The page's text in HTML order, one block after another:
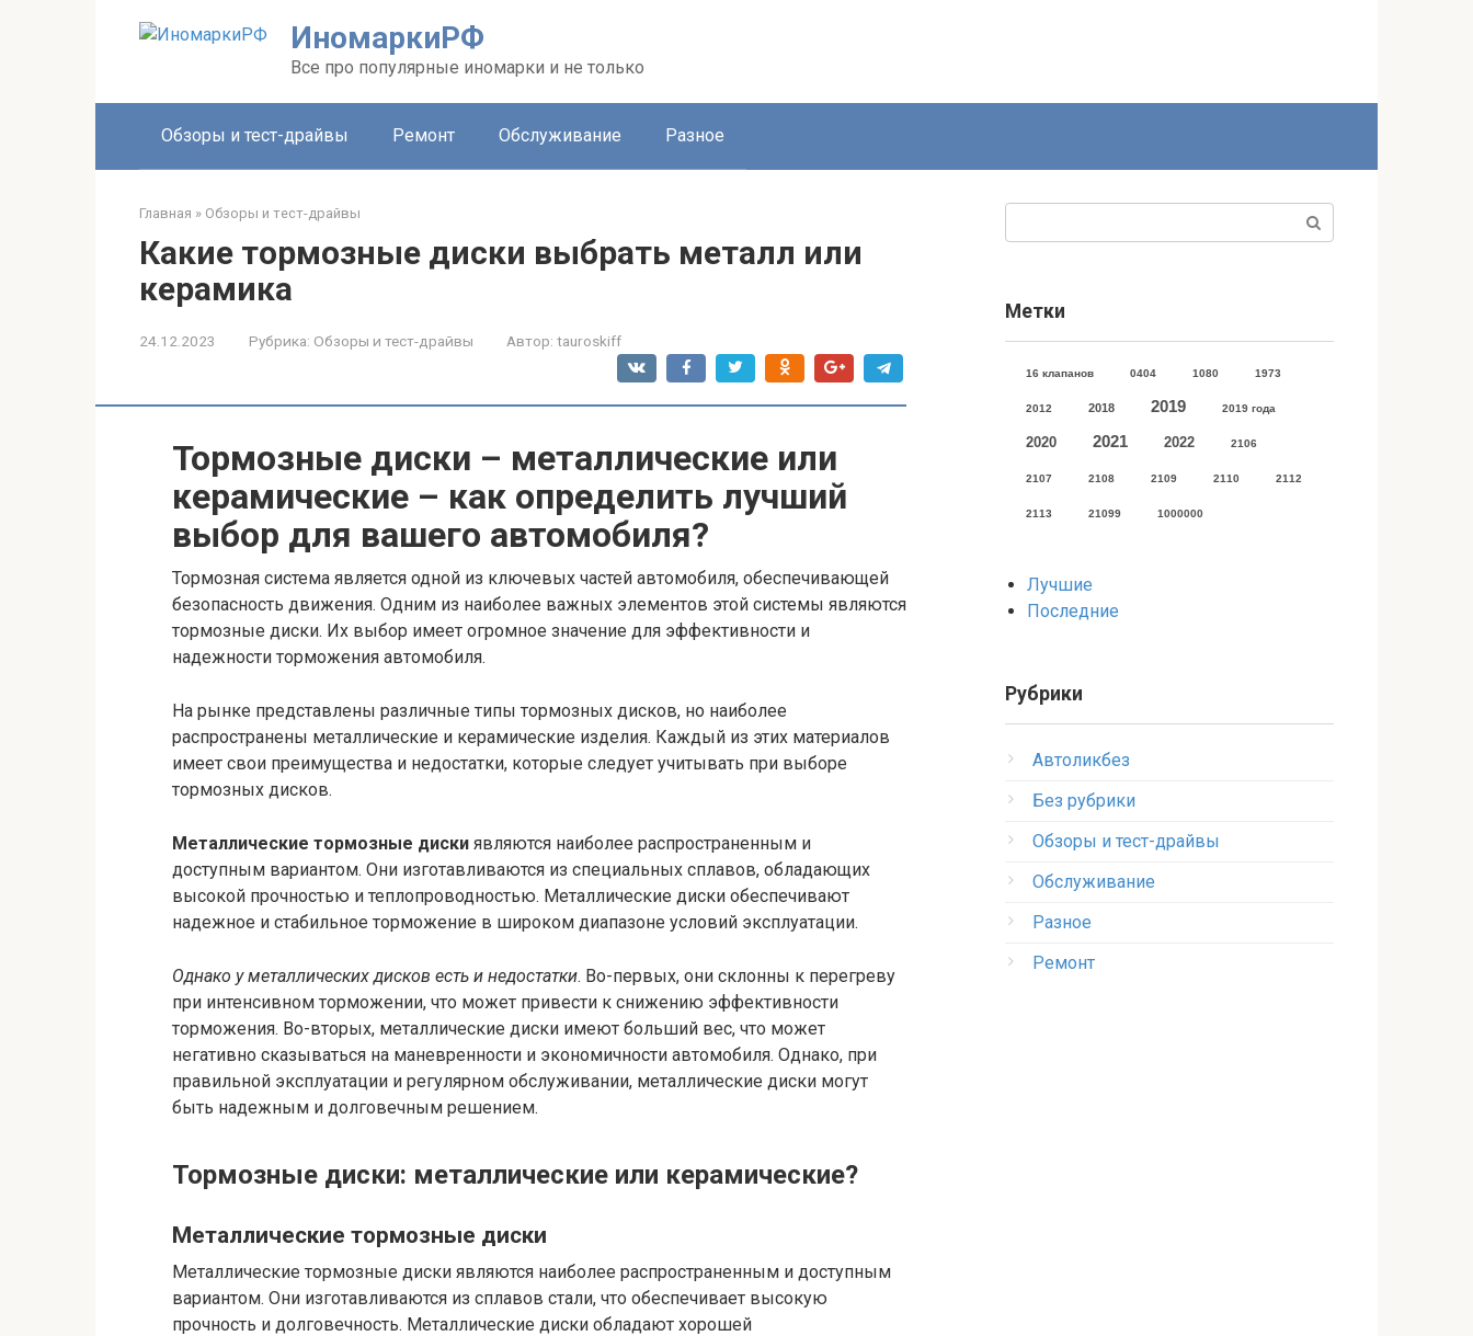
ИномаркиРФ
Все про популярные иномарки и не только
Обзоры и тест-драйвы Ремонт Обслуживание Разное
Главная » Обзоры и тест-драйвы
Какие тормозные диски выбрать металл или
керамика
24.12.2023 Рубрика: Обзоры и тест-драйвы Автор: tauroskiff
Тормозные диски – металлические или
керамические – как определить лучший
выбор для вашего автомобиля?
Тормозная система является одной из ключевых частей автомобиля, обеспечивающей
безопасность движения. Одним из наиболее важных элементов этой системы являются
тормозные диски. Их выбор имеет огромное значение для эффективности и
надежности торможения автомобиля.
На рынке представлены различные типы тормозных дисков, но наиболее
распространены металлические и керамические изделия. Каждый из этих материалов
имеет свои преимущества и недостатки, которые следует учитывать при выборе
тормозных дисков.
Металлические тормозные диски являются наиболее распространенным и
доступным вариантом. Они изготавливаются из специальных сплавов, обладающих
высокой прочностью и теплопроводностью. Металлические диски обеспечивают
надежное и стабильное торможение в широком диапазоне условий эксплуатации.
Однако у металлических дисков есть и недостатки. Во-первых, они склонны к перегреву
при интенсивном торможении, что может привести к снижению эффективности
торможения. Во-вторых, металлические диски имеют больший вес, что может
негативно сказываться на маневренности и экономичности автомобиля. Однако, при
правильной эксплуатации и регулярном обслуживании, металлические диски могут
быть надежным и долговечным решением.
Тормозные диски: металлические или керамические?
Металлические тормозные диски
Металлические тормозные диски являются наиболее распространенным и доступным
вариантом. Они изготавливаются из сплавов стали, что обеспечивает высокую
прочность и долговечность. Металлические диски обладают хорошей
Метки
16 клапанов 0404 1080 1973
2012 2018 2019 2019 года
2020 2021 2022 2106
2107 2108 2109 2110 2112
2113 21099 1000000
Лучшие
Последние
Рубрики
Автоликбез
Без рубрики
Обзоры и тест-драйвы
Обслуживание
Разное
Ремонт